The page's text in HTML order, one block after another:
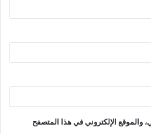
والموقع الإلكتروني في هذا المتصفح